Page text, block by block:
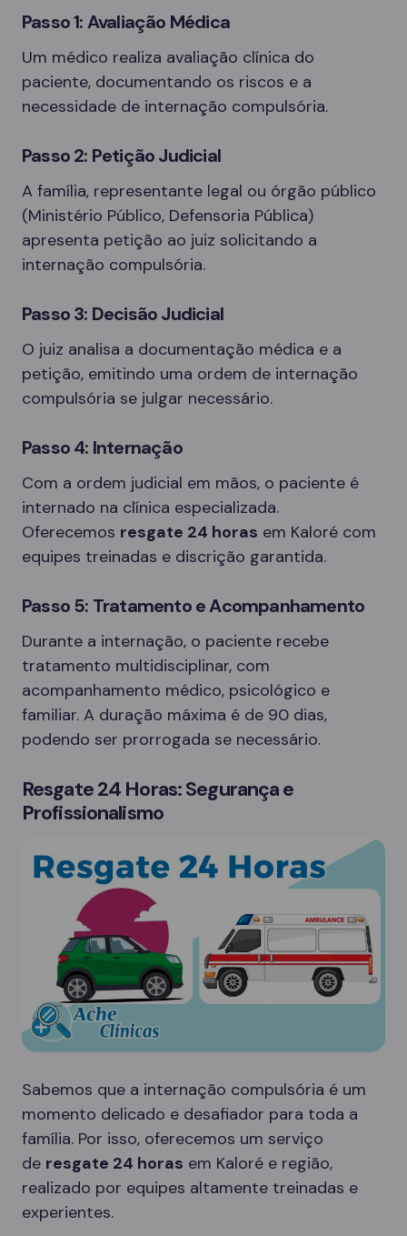
Passo 1: Avaliação Médica
Um médico realiza avaliação clínica do
paciente, documentando os riscos e a
necessidade de internação compulsória.
Passo 2: Petição Judicial
A família, representante legal ou órgão público
(Ministério Público, Defensoria Pública)
apresenta petição ao juiz solicitando a
internação compulsória.
Passo 3: Decisão Judicial
O juiz analisa a documentação médica e a
petição, emitindo uma ordem de internação
compulsória se julgar necessário.
Passo 4: Internação
Com a ordem judicial em mãos, o paciente é
internado na clínica especializada.
Oferecemos resgate 24 horas em Kaloré com
equipes treinadas e discrição garantida.
Passo 5: Tratamento e Acompanhamento
Durante a internação, o paciente recebe
tratamento multidisciplinar, com
acompanhamento médico, psicológico e
familiar. A duração máxima é de 90 dias,
podendo ser prorrogada se necessário.
Resgate 24 Horas: Segurança e
Profissionalismo
Sabemos que a internação compulsória é um
momento delicado e desafiador para toda a
família. Por isso, oferecemos um serviço
de resgate 24 horas em Kaloré e região,
realizado por equipes altamente treinadas e
experientes.